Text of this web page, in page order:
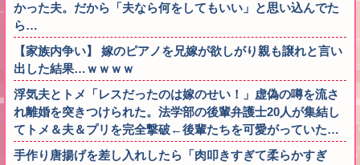
かった夫。だから「夫なら何をしてもいい」と思い込んでた
ら…
【家族内争い】 嫁のピアノを兄嫁が欲しがり親も譲れと言い
出した結果…ｗｗｗｗ
浮気夫とトメ「レスだったのは嫁のせい！」虚偽の噂を流さ
れ離婚を突きつけられた。法学部の後輩弁護士20人が集結し
てトメ＆夫＆プリを完全撃破←後輩たちを可愛がっていた…
手作り唐揚げを差し入れしたら「肉叩きすぎて柔らかすぎ